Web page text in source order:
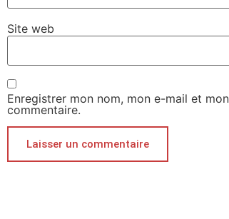
Site web
Enregistrer mon nom, mon e-mail et
commentaire.